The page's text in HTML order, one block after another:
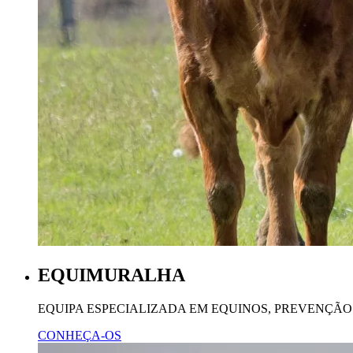
EQUIMURALHA
EQUIPA ESPECIALIZADA EM EQUINOS,
CONHEÇA-OS